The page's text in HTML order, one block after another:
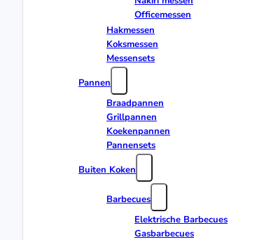
Officemessen
Hakmessen
Koksmessen
Messensets
Pannen
Braadpannen
Grillpannen
Koekenpannen
Pannensets
Buiten Koken
Barbecues
Elektrische Barbecues
Gasbarbecues